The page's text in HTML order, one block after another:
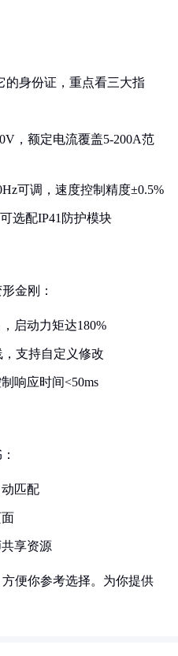
的身份证，重点看三大指
，额定电流覆盖5-200A范
可调，速度控制精度±0.5%
选配IP41防护模块
金刚：
启动力矩达180%
，支持自定义修改
响应时间<50ms
匹配
享资源
便你参考选择。为你提供